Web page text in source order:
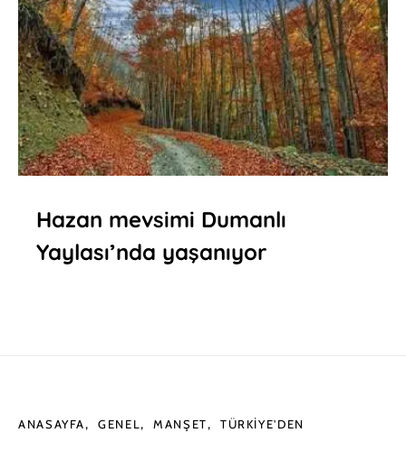
Hazan mevsimi Dumanlı
Yaylası’nda yaşanıyor
ANASAYFA GENEL MANŞET TÜRKIYE'DEN